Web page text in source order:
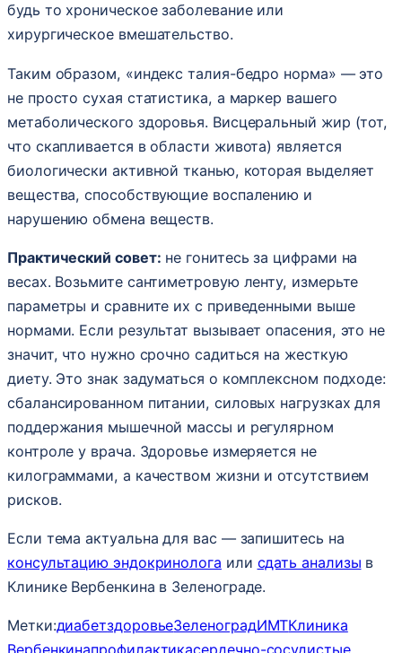
будь то хроническое заболевание или
хирургическое вмешательство.
Таким образом, «индекс талия-бедро норма» — это
не просто сухая статистика, а маркер вашего
метаболического здоровья. Висцеральный жир (тот,
что скапливается в области живота) является
биологически активной тканью, которая выделяет
вещества, способствующие воспалению и
нарушению обмена веществ.
Практический совет: не гонитесь за цифрами на
весах. Возьмите сантиметровую ленту, измерьте
параметры и сравните их с приведенными выше
нормами. Если результат вызывает опасения, это не
значит, что нужно срочно садиться на жесткую
диету. Это знак задуматься о комплексном подходе:
сбалансированном питании, силовых нагрузках для
поддержания мышечной массы и регулярном
контроле у врача. Здоровье измеряется не
килограммами, а качеством жизни и отсутствием
рисков.
Если тема актуальна для вас — запишитесь на
консультацию эндокринолога или сдать анализы в
Клинике Вербенкина в Зеленограде.
Метки:диабетздоровьеЗеленоградИМТКлиника
Вербенкинапрофилактикасердечно-сосудистые